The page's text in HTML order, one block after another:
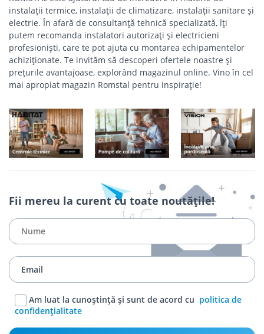
instalații termice, instalații de climatizare, instalații sanitare și
electrie. În afară de consultanță tehnică specializată, îți
putem recomanda instalatori autorizați și electricieni
profesioniști, care te pot ajuta cu montarea echipamentelor
achiziționate. Te invităm să descoperi ofertele noastre și
prețurile avantajoase, explorând magazinul online. Vino în cel
mai apropiat magazin Romstal pentru inspirație!
Fii mereu la curent cu toate noutățile!
Am luat la cunoștință și sunt de acord cu politica de
confidențialitate